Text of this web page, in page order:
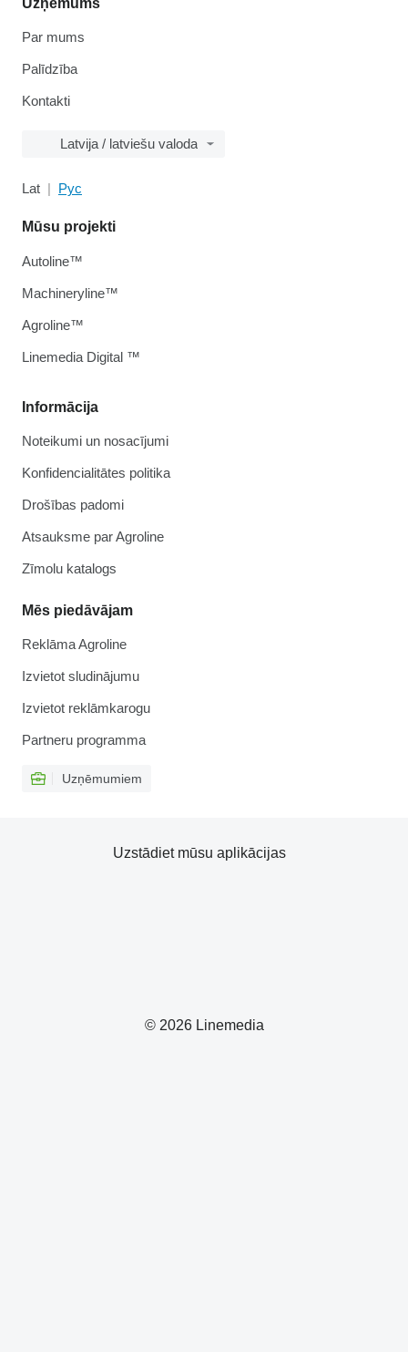
Uzņēmums
Par mums
Palīdzība
Kontakti
Latvija / latviešu valoda
Lat Рус
Informācija
Noteikumi un nosacījumi
Konfidencialitātes politika
Drošības padomi
Atsauksme par Agroline
Zīmolu katalogs
Mēs piedāvājam
Reklāma Agroline
Izvietot sludinājumu
Izvietot reklāmkarogu
Partneru programma
Uzņēmumiem
Mūsu projekti
Autoline™
Machineryline™
Agroline™
Linemedia Digital ™
© 2026 Linemedia
Uzstādiet mūsu aplikācijas